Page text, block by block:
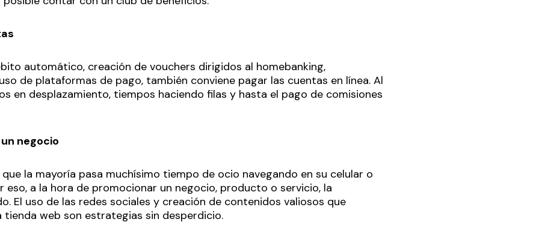
automático, creación de vouchers dirigidos al homebanking,
de plataformas de pago, también conviene pagar las cuentas en línea. Al
en desplazamiento, tiempos haciendo filas y hasta el pago de comisiones
negocio
la mayoría pasa muchísimo tiempo de ocio navegando en su celular o
eso, a la hora de promocionar un negocio, producto o servicio, la
El uso de las redes sociales y creación de contenidos valiosos que
tienda web son estrategias sin desperdicio.